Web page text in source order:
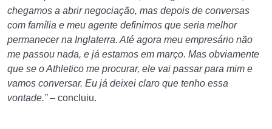
chegamos a abrir negociação, mas depois de conversas
com família e meu agente definimos que seria melhor
permanecer na Inglaterra. Até agora meu empresário não
me passou nada, e já estamos em março. Mas obviamente
que se o Athletico me procurar, ele vai passar para mim e
vamos conversar. Eu já deixei claro que tenho essa
vontade.”– concluiu.